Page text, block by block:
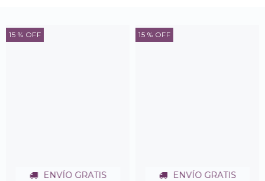
15 % OFF
ENVÍO GRATIS
15 % OFF
ENVÍO GRATIS